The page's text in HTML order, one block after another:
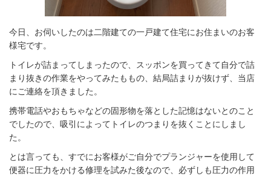
今日、お伺いしたのは二階建ての一戸建て住宅にお住まいのお客
様宅です。
トイレが詰まってしまったので、スッポンを買ってきて自分で詰
まり抜きの作業をやってみたももの、結局詰まりが抜けず、当店
にご連絡を頂きました。
携帯電話やおもちゃなどの固形物を落とした記憶はないとのこと
でしたので、吸引によってトイレのつまりを抜くことにしまし
た。
とは言っても、すでにお客様がご自分でプランジャーを使用して
便器に圧力をかける修理を試みた後なので、必ずしも圧力の作用